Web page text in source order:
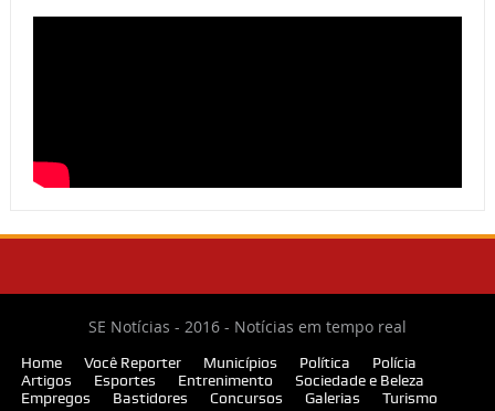
SE Notícias - 2016 - Notícias em tempo real
Home Você Reporter Municípios Política
Polícia
Artigos
Esportes Entrenimento
Sociedade e Beleza
Empregos
Bastidores Concursos Galerias Turismo